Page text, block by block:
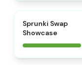
Sprunki Swap
Showcase